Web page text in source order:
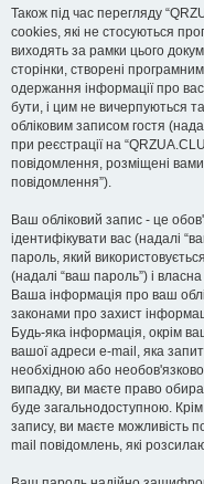
Також під час перегляду
cookies, які не стосуються
виходять за рамки цього
сторінки, створені
одержання інформації про
бути, і цим не вичерпуються
обліковим записом гостя
при реєстрації на
повідомлення, розміщені вами
повідомлення”).
Ваш обліковий запис - це
ідентифікувати вас (надалі
пароль, який
(надалі “ваш пароль”) і
Ваша інформація про ваш
законами про захист
Будь-яка інформація, окрім
вашої адреси e-mail, яка
необхідною або
випадку, ви маєте право
буде загальнодоступною.
запису, ви маєте можливість
mail повідомлень, які